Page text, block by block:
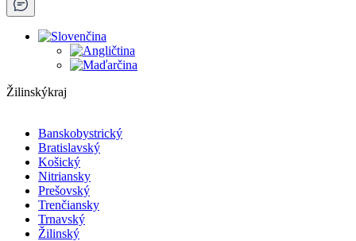
Žilinskýkraj
Banskobystrický
Bratislavský
Košický
Nitriansky
Prešovský
Trenčiansky
Trnavský
Žilinský